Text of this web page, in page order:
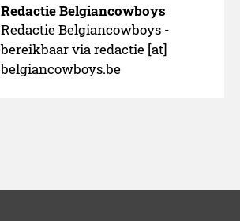
Redactie Belgiancowboys
Redactie Belgiancowboys -
bereikbaar via redactie [at]
belgiancowboys.be